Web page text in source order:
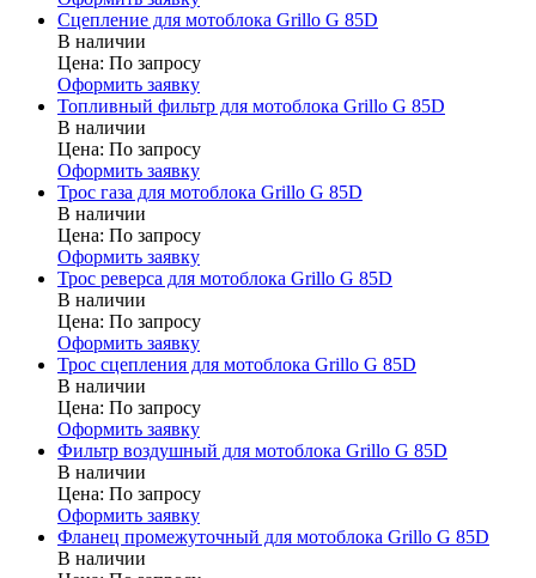
Сцепление для мотоблока Grillo G 85D
В наличии
Цена: По запросу
Оформить заявку
Топливный фильтр для мотоблока Grillo G 85D
В наличии
Цена: По запросу
Оформить заявку
Трос газа для мотоблока Grillo G 85D
В наличии
Цена: По запросу
Оформить заявку
Трос реверса для мотоблока Grillo G 85D
В наличии
Цена: По запросу
Оформить заявку
Трос сцепления для мотоблока Grillo G 85D
В наличии
Цена: По запросу
Оформить заявку
Фильтр воздушный для мотоблока Grillo G 85D
В наличии
Цена: По запросу
Оформить заявку
Фланец промежуточный для мотоблока Grillo G 85D
В наличии